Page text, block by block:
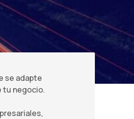
se adapte
tu negocio.